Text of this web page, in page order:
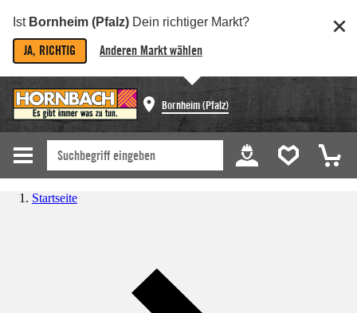
Ist Bornheim (Pfalz) Dein richtiger Markt?
JA, RICHTIG Anderen Markt wählen
Bornheim (Pfalz)
Startseite